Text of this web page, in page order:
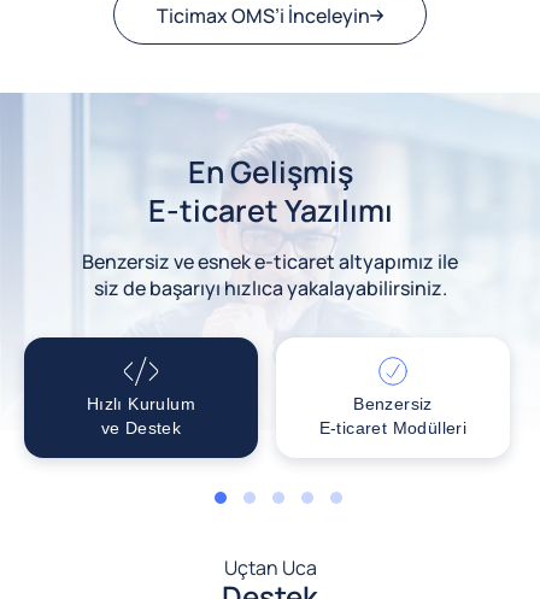
Ticimax OMS’i İnceleyin
En Gelişmiş
E-ticaret Yazılımı
Benzersiz ve esnek e-ticaret altyapımız ile
siz de başarıyı hızlıca yakalayabilirsiniz.
Hızlı Kurulum
ve Destek
Benzersiz
E-ticaret Modülleri
1 2 3 4 5
Uçtan Uca